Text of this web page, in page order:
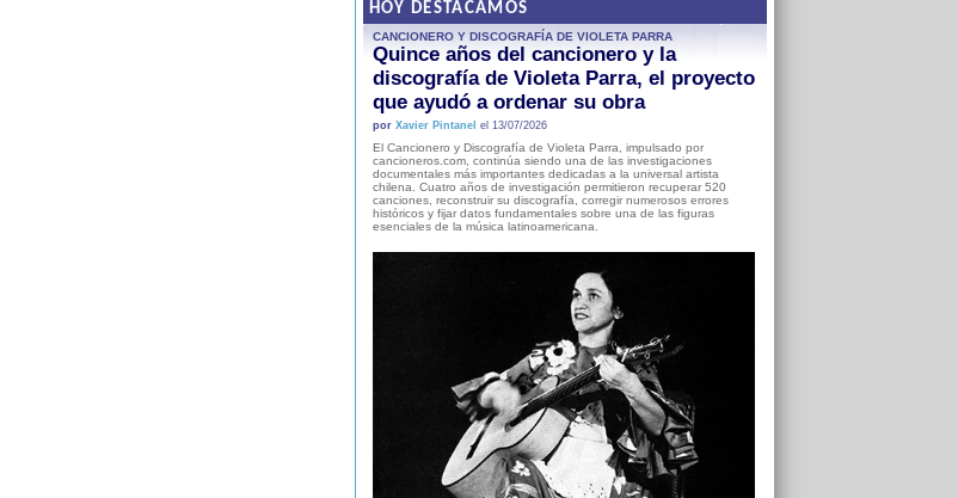
HOY DESTACAMOS
CANCIONERO Y DISCOGRAFÍA DE VIOLETA PARRA
Quince años del cancionero y la
discografía de Violeta Parra, el proyecto
que ayudó a ordenar su obra
por Xavier Pintanel el 13/07/2026
El Cancionero y Discografía de Violeta Parra, impulsado por
cancioneros.com, continúa siendo una de las investigaciones
documentales más importantes dedicadas a la universal artista
chilena. Cuatro años de investigación permitieron recuperar 520
canciones, reconstruir su discografía, corregir numerosos errores
históricos y fijar datos fundamentales sobre una de las figuras
esenciales de la música latinoamericana.